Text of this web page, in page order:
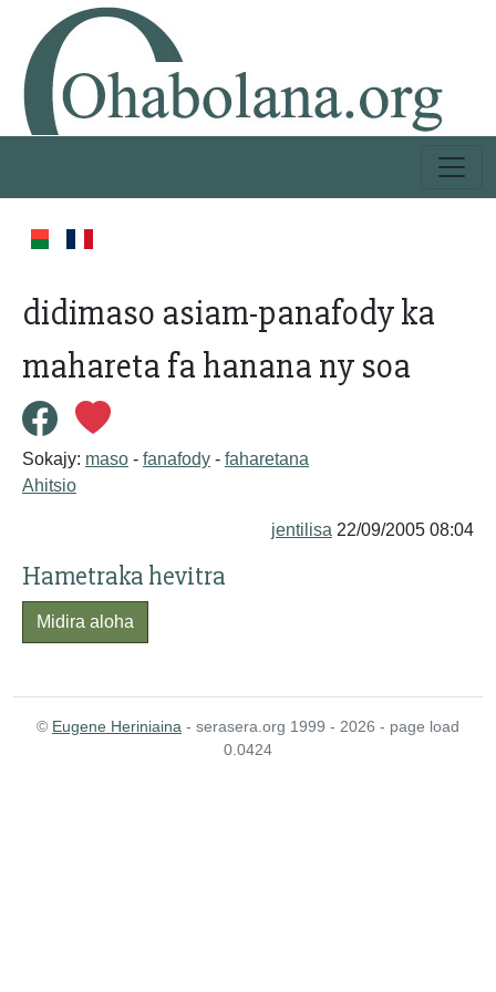
didimaso asiam-panafody ka
mahareta fa hanana ny soa
Sokajy: maso - fanafody - faharetana
Ahitsio
jentilisa 22/09/2005 08:04
Hametraka hevitra
Midira aloha
© Eugene Heriniaina - serasera.org 1999 - 2026 - page load
0.0424